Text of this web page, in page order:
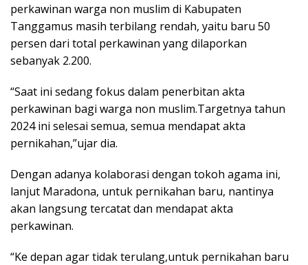
perkawinan warga non muslim di Kabupaten
Tanggamus masih terbilang rendah, yaitu baru 50
persen dari total perkawinan yang dilaporkan
sebanyak 2.200.
“Saat ini sedang fokus dalam penerbitan akta
perkawinan bagi warga non muslim.Targetnya tahun
2024 ini selesai semua, semua mendapat akta
pernikahan,”ujar dia.
Dengan adanya kolaborasi dengan tokoh agama ini,
lanjut Maradona, untuk pernikahan baru, nantinya
akan langsung tercatat dan mendapat akta
perkawinan.
“Ke depan agar tidak terulang,untuk pernikahan baru